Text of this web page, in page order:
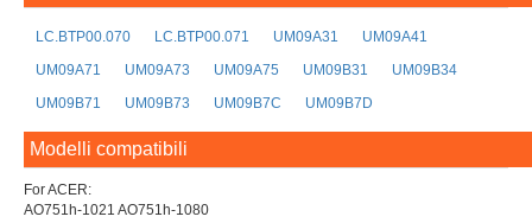
LC.BTP00.070 LC.BTP00.071 UM09A31
UM09A41
UM09A71
UM09A73 UM09A75 UM09B31
UM09B34
UM09B71
UM09B73 UM09B7C UM09B7D
Modelli compatibili
For ACER:
AO751h-1021 AO751h-1080